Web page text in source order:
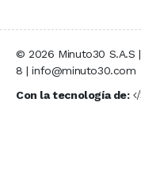
© 2026 Minuto30 S.A.S
8 | info@minuto30.com
Con la tecnología de: